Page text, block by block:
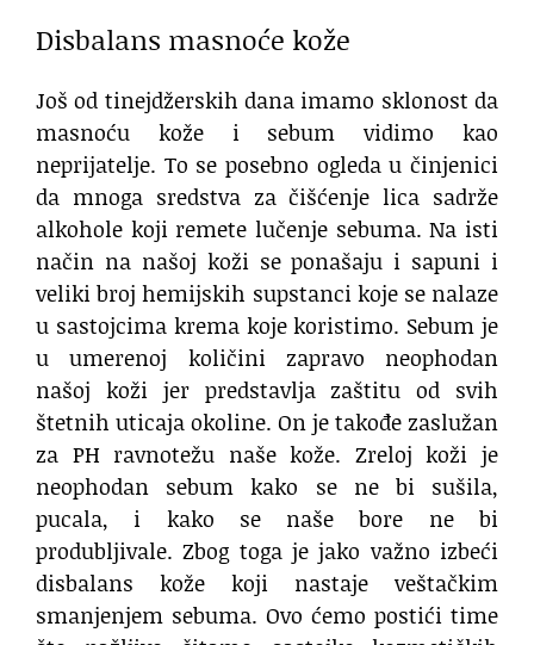
Disbalans masnoće kože
Još od tinejdžerskih dana imamo sklonost da
masnoću kože i sebum vidimo kao
neprijatelje. To se posebno ogleda u činjenici
da mnoga sredstva za čišćenje lica sadrže
alkohole koji remete lučenje sebuma. Na isti
način na našoj koži se ponašaju i sapuni i
veliki broj hemijskih supstanci koje se nalaze
u sastojcima krema koje koristimo. Sebum je
u umerenoj količini zapravo neophodan
našoj koži jer predstavlja zaštitu od svih
štetnih uticaja okoline. On je takođe zaslužan
za PH ravnotežu naše kože. Zreloj koži je
neophodan sebum kako se ne bi sušila,
pucala, i kako se naše bore ne bi
produbljivale. Zbog toga je jako važno izbeći
disbalans kože koji nastaje veštačkim
smanjenjem sebuma. Ovo ćemo postići time